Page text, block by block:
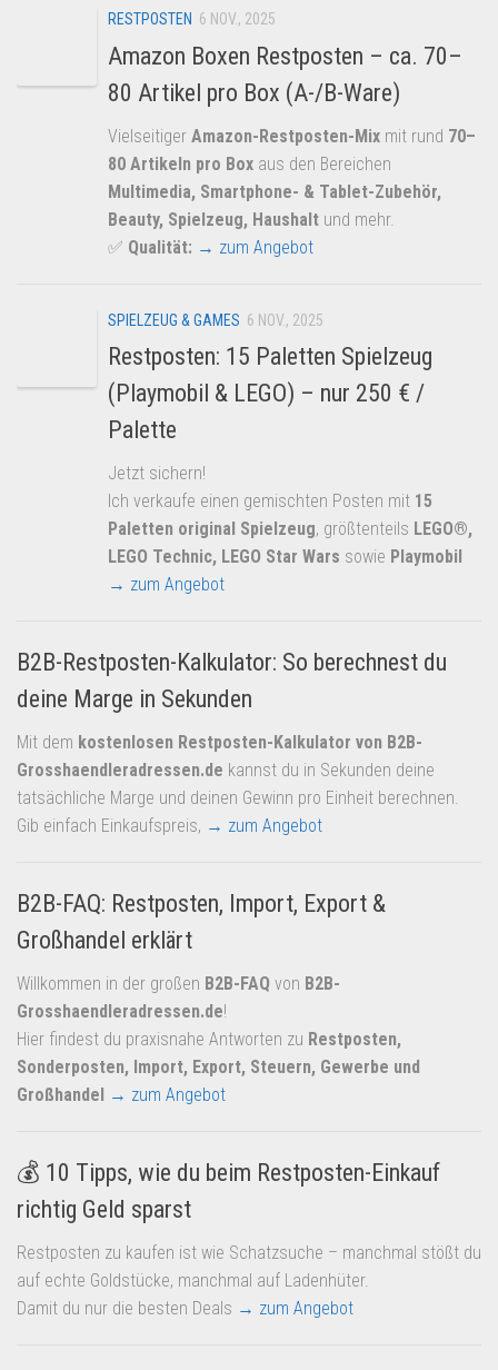
RESTPOSTEN 6 NOV., 2025
Amazon Boxen Restposten – ca. 70–
80 Artikel pro Box (A-/B-Ware)
Vielseitiger Amazon-Restposten-Mix mit rund 70–
80 Artikeln pro Box aus den Bereichen
Multimedia, Smartphone- & Tablet-Zubehör,
Beauty, Spielzeug, Haushalt und mehr.
✅ Qualität: → zum Angebot
SPIELZEUG & GAMES 6 NOV., 2025
Restposten: 15 Paletten Spielzeug
(Playmobil & LEGO) – nur 250 € /
Palette
Jetzt sichern!
Ich verkaufe einen gemischten Posten mit 15
Paletten original Spielzeug, größtenteils LEGO®,
LEGO Technic, LEGO Star Wars sowie Playmobil
→ zum Angebot
B2B-Restposten-Kalkulator: So berechnest du
deine Marge in Sekunden
Mit dem kostenlosen Restposten-Kalkulator von B2B-
Grosshaendleradressen.de kannst du in Sekunden deine
tatsächliche Marge und deinen Gewinn pro Einheit berechnen.
Gib einfach Einkaufspreis, → zum Angebot
B2B-FAQ: Restposten, Import, Export &
Großhandel erklärt
Willkommen in der großen B2B-FAQ von B2B-
Grosshaendleradressen.de!
Hier findest du praxisnahe Antworten zu Restposten,
Sonderposten, Import, Export, Steuern, Gewerbe und
Großhandel → zum Angebot
💰 10 Tipps, wie du beim Restposten-Einkauf
richtig Geld sparst
Restposten zu kaufen ist wie Schatzsuche – manchmal stößt du
auf echte Goldstücke, manchmal auf Ladenhüter.
Damit du nur die besten Deals → zum Angebot